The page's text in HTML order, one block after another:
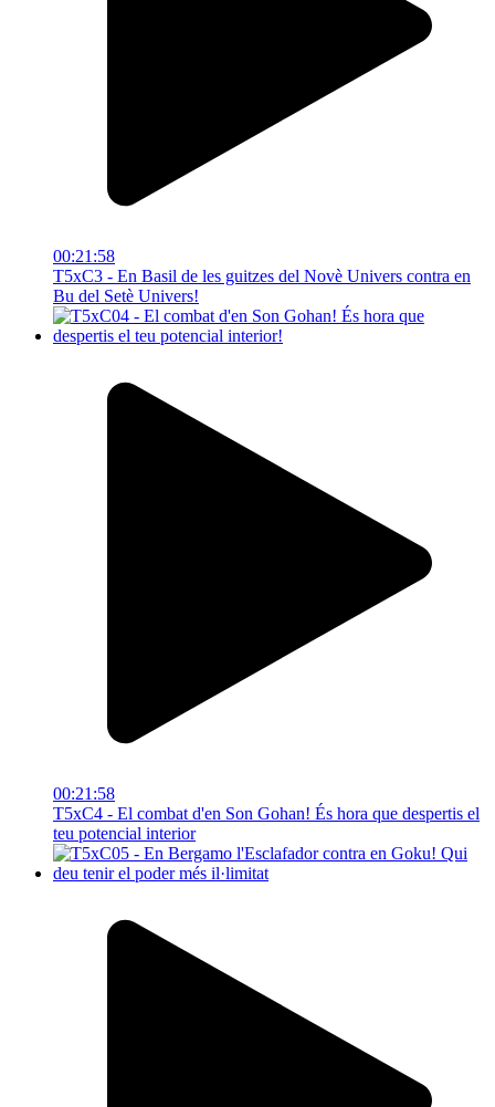
00:21:58
T5xC3 - En Basil de les guitzes del Novè Univers contra en
Bu del Setè Univers!
00:21:58
T5xC4 - El combat d'en Son Gohan! És hora que despertis el
teu potencial interior